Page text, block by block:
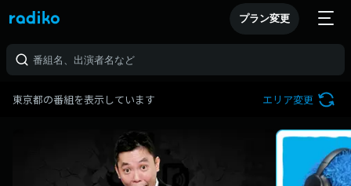
プラン変更
東京都の番組を表示しています エリア変更